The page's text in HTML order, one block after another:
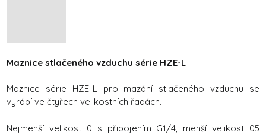
Maznice stlačeného vzduchu série HZE-L
Maznice série HZE-L pro mazání stlačeného vzduchu se
vyrábí ve čtyřech velikostních řadách.
Nejmenší velikost 0 s připojením G1/4, menší velikost 05